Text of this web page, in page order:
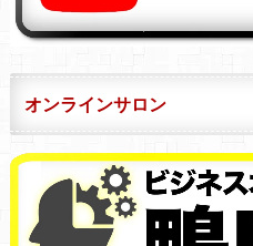
オンラインサロン